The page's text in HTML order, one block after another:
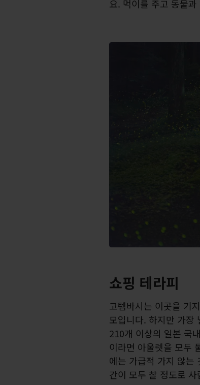
요. 먹이를 주고 동물
쇼핑 테라피
고템바시는 이곳을 기
모입니다. 하지만 가장
210개 이상의 일본 국
이라면 아울렛을 모두
에는 가급적 가지 않는
간이 모두 찰 정도로